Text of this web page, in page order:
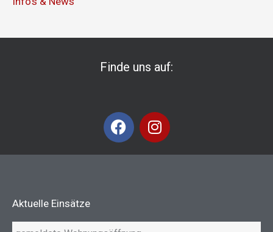
Finde uns auf:
F
a
k
I
n
a
Aktuelle Einsätze